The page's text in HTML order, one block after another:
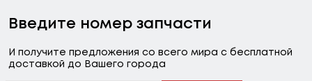
Введите номер запчасти
И получите предложения со всего мира с бесплатной
доставкой до Вашего города